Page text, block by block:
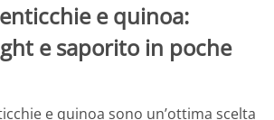
e quinoa:
e saporito in poche
e quinoa sono un’ottima scelta